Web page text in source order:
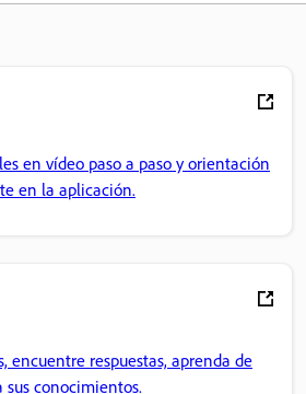
en vídeo paso a paso y orientación
en la aplicación.
encuentre respuestas, aprenda de
conocimientos.